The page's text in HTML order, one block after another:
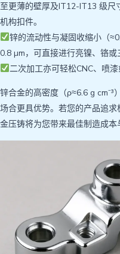
至更薄的壁厚及IT12-IT13 级尺
机构扣件。
锌的流动性与凝固收缩小（
0.8 µm，可直接进行亮镍、铬或
二次加工亦可轻松CNC、喷
锌合金的高密度（ρ≈6.6 g
场合更具优势。若您的产品追
金压铸将为您带来最佳制造成本